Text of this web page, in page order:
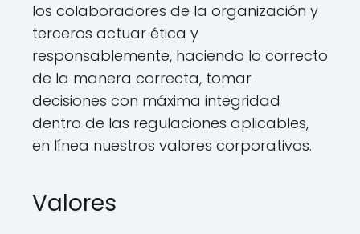
los colaboradores de la organización y
terceros actuar ética y
responsablemente, haciendo lo correcto
de la manera correcta, tomar
decisiones con máxima integridad
dentro de las regulaciones aplicables,
en línea nuestros valores corporativos.
Valores